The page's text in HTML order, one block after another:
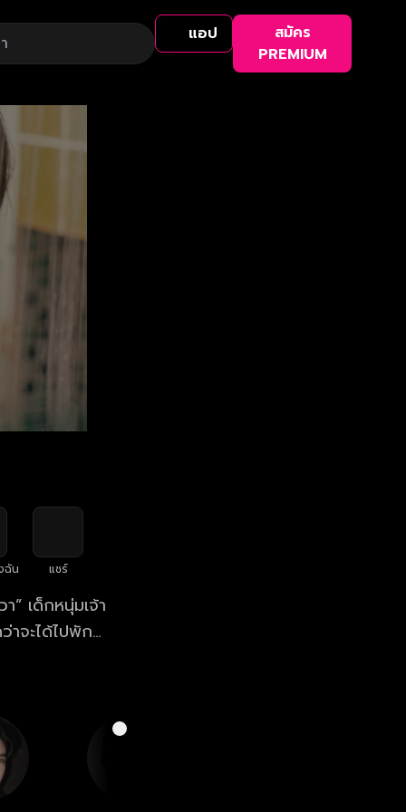
แอป
สมัคร
PREMIUM
ฉัน แชร์
จะได้ไปพัก